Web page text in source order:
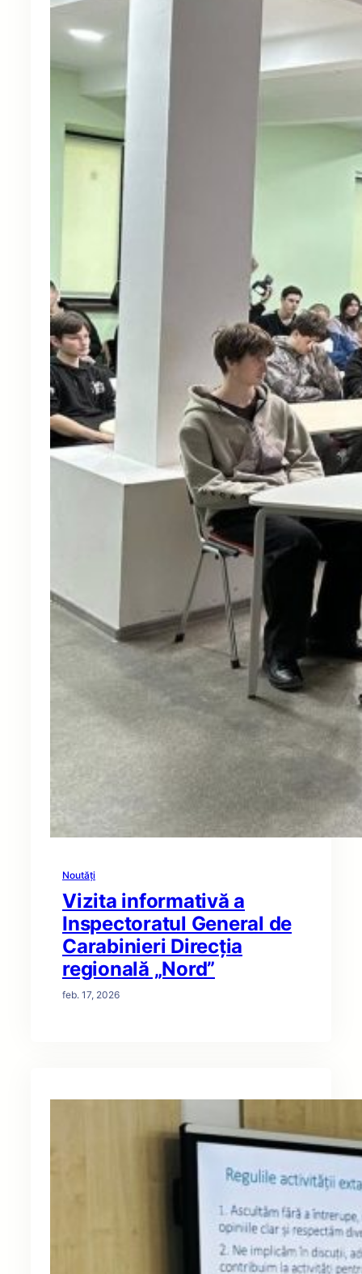
Noutăți
Vizita informativă a
Inspectoratul General de
Carabinieri Direcția
regională „Nord”
feb. 17, 2026